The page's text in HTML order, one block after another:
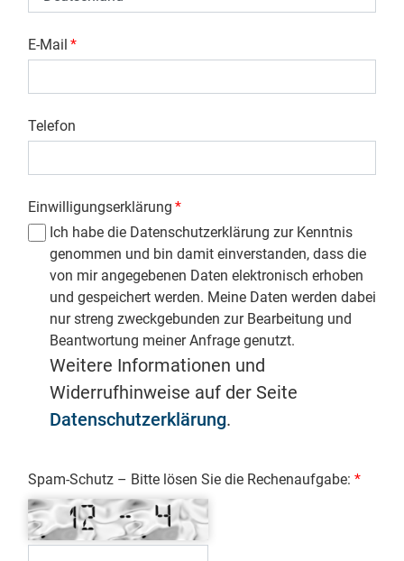
E-Mail *
Telefon
Einwilligungserklärung *
Ich habe die Datenschutzerklärung zur Kenntnis
genommen und bin damit einverstanden, dass die
von mir angegebenen Daten elektronisch erhoben
und gespeichert werden. Meine Daten werden dabei
nur streng zweckgebunden zur Bearbeitung und
Beantwortung meiner Anfrage genutzt.
Weitere Informationen und
Widerrufhinweise auf der Seite
Datenschutzerklärung.
Spam-Schutz – Bitte lösen Sie die Rechenaufgabe: